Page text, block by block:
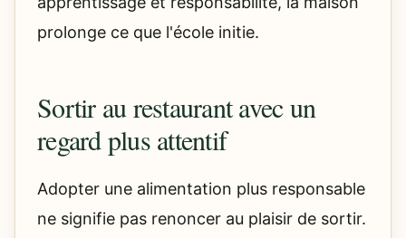
prolonge ce que l'école initie.
Sortir au restaurant avec un
regard plus attentif
Adopter une alimentation plus responsable
ne signifie pas renoncer au plaisir de sortir.